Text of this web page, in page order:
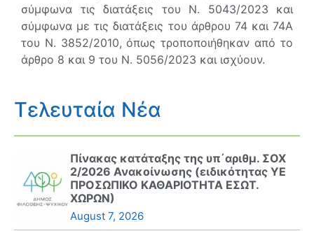
σύμφωνα τις διατάξεις του Ν. 5043/2023 και
σύμφωνα με τις διατάξεις του άρθρου 74 και 74Α
του Ν. 3852/2010, όπως τροποποιήθηκαν από το
άρθρο 8 και 9 του Ν. 5056/2023 και ισχύουν.
Τελευταία Νέα
Πίνακας κατάταξης της υπ΄αριθμ. ΣΟΧ
2/2026 Ανακοίνωσης (ειδικότητας ΥΕ
ΠΡΟΣΩΠΙΚΟ ΚΑΘΑΡΙΟΤΗΤΑ ΕΣΩΤ.
ΧΩΡΩΝ)
August 7, 2026